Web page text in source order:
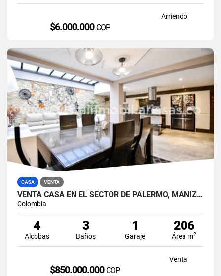
Arriendo
$6.000.000 COP
CASA VENTA
VENTA CASA EN EL SECTOR DE PALERMO, MANIZALES
Colombia
4
Alcobas
3
Baños
1
Garaje
206
Área m2
Venta
$850.000.000 COP